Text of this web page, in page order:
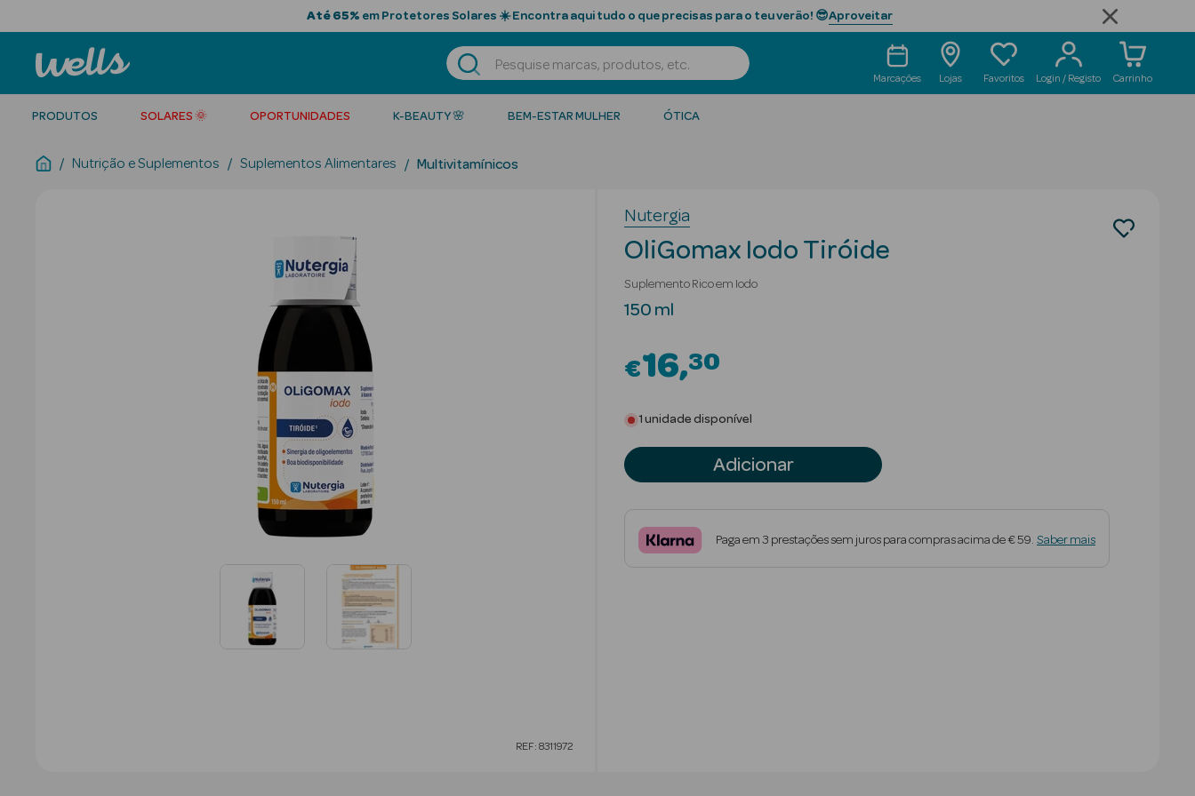
Até 65% em Protetores Solares ☀️ Encontra aqui tudo o que precisas para o teu verão! 😎Aproveitar
Marcações Lojas Favoritos Login / Registo Carrinho
PRODUTOS SOLARES 🌞 OPORTUNIDADES K-BEAUTY 🌸 BEM-ESTAR MULHER ÓTICA
Nutrição e Suplementos Suplementos Alimentares Multivitamínicos
REF: 8311972
Nutergia
OliGomax Iodo Tiróide
Suplemento Rico em Iodo
150 ml
€16 30
1 unidade disponível
Adicionar
Paga em 3 prestações sem juros para compras acima de € 59. Saber mais